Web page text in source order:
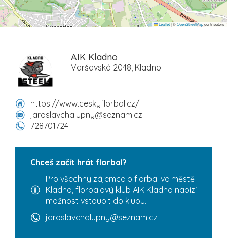
Leaflet|©OpenStreetMapcontributors
AIK Kladno
Varšavská 2048, Kladno
https://www.ceskyflorbal.cz/
jaroslavchalupny@seznam.cz
728701724
Chceš začít hrát florbal?
Pro všechny zájemce o florbal ve městě
Kladno, florbalový klub AIK Kladno nabízí
možnost vstoupit do klubu.
jaroslavchalupny@seznam.cz